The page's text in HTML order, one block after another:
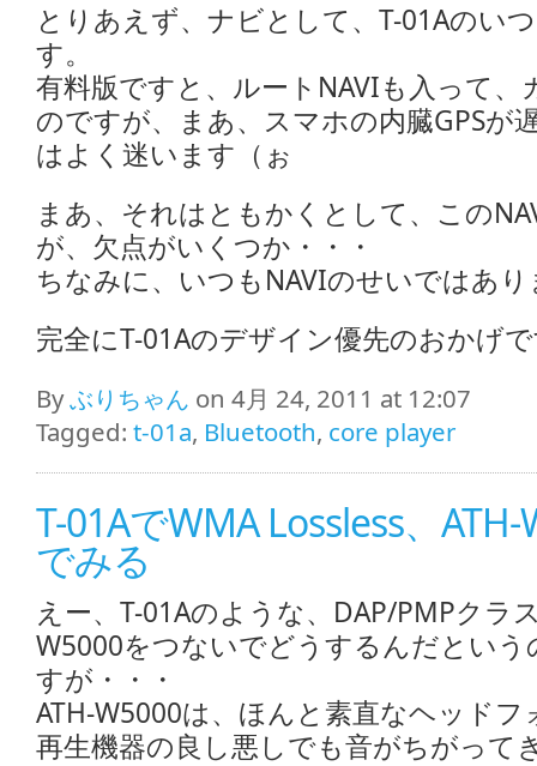
とりあえず、ナビとして、T-01Aのい
す。
有料版ですと、ルートNAVIも入って
のですが、まあ、スマホの内臓GPSが
はよく迷います（ぉ
まあ、それはともかくとして、この
が、欠点がいくつか・・・
ちなみに、いつもNAVIのせいではあ
完全にT-01Aのデザイン優先のおかげ
Byぶりちゃん on 4月 24, 2011 at 12:07
Tagged: t-01a, Bluetooth, core player
T-01AでWMA Lossless、
でみる
えー、T-01Aのような、DAP/PMPクラ
W5000をつないでどうするんだという
すが・・・
ATH-W5000は、ほんと素直なヘッド
再生機器の良し悪しでも音がちがって